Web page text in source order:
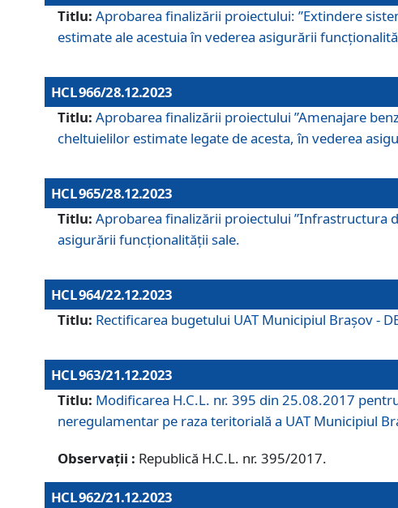
Titlu: Aprobarea finalizării proiectului: ”Extindere
estimate ale acestuia în vederea asigurării
HCL 966/28.12.2023
Titlu: Aprobarea finalizării proiectului ”Amenajare
cheltuielilor estimate legate de acesta, în vederea
HCL 965/28.12.2023
Titlu: Aprobarea finalizării proiectului ”Infrastructura
asigurării funcționalității sale.
HCL 964/22.12.2023
Titlu: Rectificarea bugetului UAT Municipiul Braşov -
HCL 963/21.12.2023
Titlu: Modificarea H.C.L. nr. 395 din 25.08.2017
neregulamentar pe raza teritorială a UAT Municipiul
Observații : Republică H.C.L. nr. 395/2017.
HCL 962/21.12.2023